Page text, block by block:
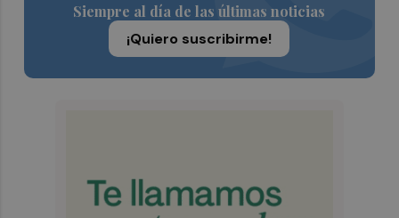
Siempre al día de las últimas noticias
¡Quiero suscribirme!